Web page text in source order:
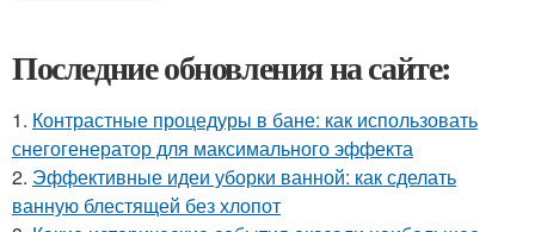
Последние обновления на сайте:
1. Контрастные процедуры в бане: как использовать
снегогенератор для максимального эффекта
2. Эффективные идеи уборки ванной: как сделать
ванную блестящей без хлопот